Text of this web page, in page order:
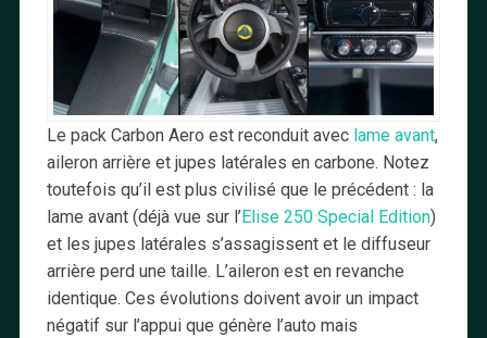
Le pack Carbon Aero est reconduit avec lame avant,
aileron arrière et jupes latérales en carbone. Notez
toutefois qu’il est plus civilisé que le précédent : la
lame avant (déjà vue sur l’Elise 250 Special Edition)
et les jupes latérales s’assagissent et le diffuseur
arrière perd une taille. L’aileron est en revanche
identique. Ces évolutions doivent avoir un impact
négatif sur l’appui que génère l’auto mais